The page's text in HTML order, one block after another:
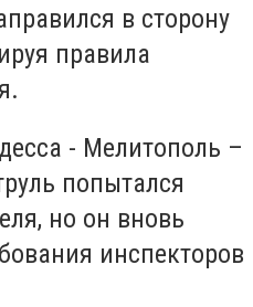
в сторону
правила
- Мелитополь –
попытался
но он вновь
инспекторов